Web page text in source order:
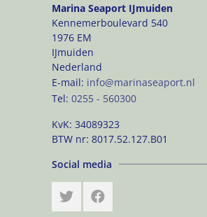
Marina Seaport IJmuiden
Kennemerboulevard 540
1976 EM
IJmuiden
Nederland
E-mail: info@marinaseaport.nl
Tel: 0255 - 560300
KvK: 34089323
BTW nr: 8017.52.127.B01
Social media